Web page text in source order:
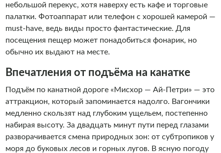
небольшой перекус, хотя наверху есть кафе и торговые
палатки. Фотоаппарат или телефон с хорошей камерой —
must-have, ведь виды просто фантастические. Для
посещения пещер может понадобиться фонарик, но
обычно их выдают на месте.
Впечатления от подъёма на канатке
Подъём по канатной дороге «Мисхор — Ай-Петри» — это
аттракцион, который запоминается надолго. Вагончики
медленно скользят над глубоким ущельем, постепенно
набирая высоту. За двадцать минут пути перед глазами
разворачивается смена природных зон: от субтропиков у
моря до буковых лесов и горных лугов. В ясную погоду